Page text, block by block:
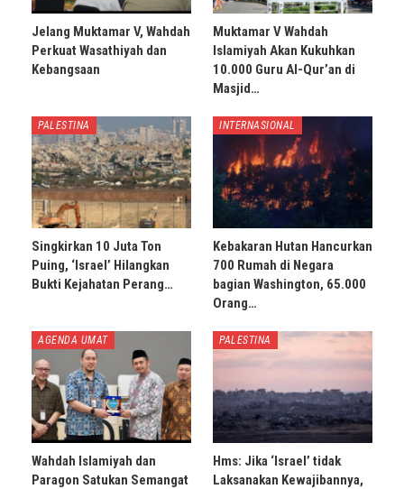
Jelang Muktamar V, Wahdah
Perkuat Wasathiyah dan
Kebangsaan
Muktamar V Wahdah
Islamiyah Akan Kukuhkan
10.000 Guru Al-Qur’an di
Masjid…
PALESTINA
Singkirkan 10 Juta Ton
Puing, ‘Israel’ Hilangkan
Bukti Kejahatan Perang…
INTERNASIONAL
Kebakaran Hutan Hancurkan
700 Rumah di Negara
bagian Washington, 65.000
Orang…
AGENDA UMAT
Wahdah Islamiyah dan
Paragon Satukan Semangat
PALESTINA
Hms: Jika ‘Israel’ tidak
Laksanakan Kewajibannya,